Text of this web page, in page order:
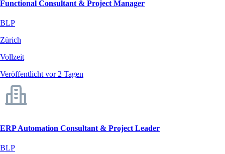
Functional Consultant & Project Manager
BLP
Zürich
Vollzeit
Veröffentlicht vor 2 Tagen
ERP Automation Consultant & Project Leader
BLP